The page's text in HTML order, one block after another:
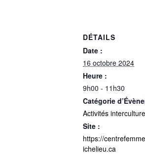
DÉTAILS
Date :
16 octobre 2024
Heure :
9h00 - 11h30
Catégorie
Activités
Site :
https://
ichelieu.ca